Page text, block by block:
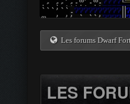
Les forums Dwarf
LES